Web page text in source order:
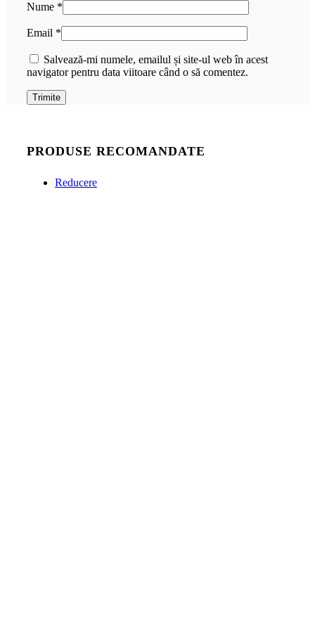
Nume *
Email *
Salvează-mi numele, emailul și site-ul web în acest
navigator pentru data viitoare când o să comentez.
PRODUSE RECOMANDATE
Reducere